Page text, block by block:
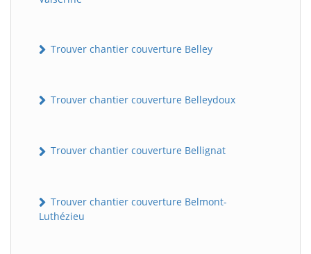
Trouver chantier couverture Belley
Trouver chantier couverture Belleydoux
Trouver chantier couverture Bellignat
Trouver chantier couverture Belmont-
Luthézieu